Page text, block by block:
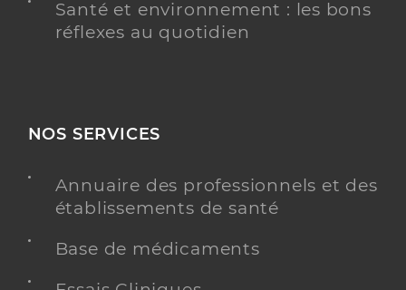
Santé et environnement : les bons
réflexes au quotidien
NOS SERVICES
Annuaire des professionnels et des
établissements de santé
Base de médicaments